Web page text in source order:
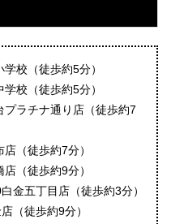
校（徒歩約5分）
校（徒歩約5分）
プラチナ通り店（徒歩約7
（徒歩約7分）
（徒歩約9分）
金五丁目店（徒歩約3分）
（徒歩約9分）